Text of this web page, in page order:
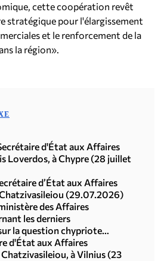
cette coopération revêt
stratégique pour l'élargissement
et le renforcement de la
la région».
d'État aux Affaires
Loverdos, à Chypre (28 juillet
d’État aux Affaires
(29.07.2026)
des Affaires
les derniers
la question chypriote
d'État aux Affaires
à Vilnius (23